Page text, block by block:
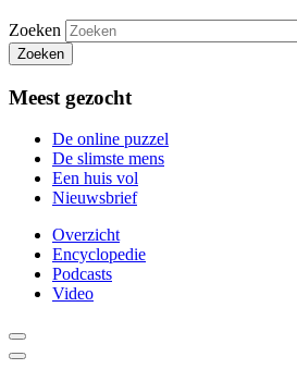
Zoeken
Zoeken
Meest gezocht
De online puzzel
De slimste mens
Een huis vol
Nieuwsbrief
Overzicht
Encyclopedie
Podcasts
Video